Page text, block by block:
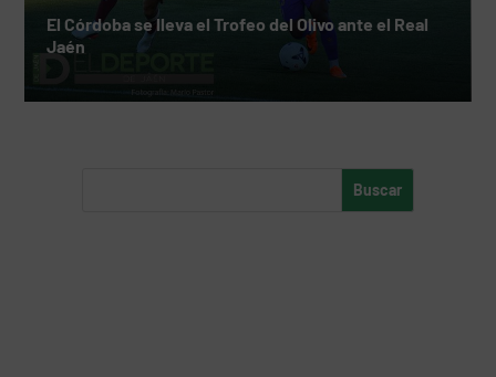
El Córdoba se lleva el Trofeo del Olivo ante el Real
Jaén